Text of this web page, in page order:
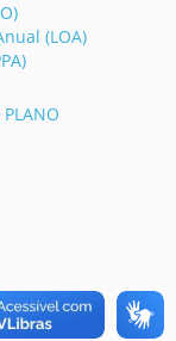
(LOA)
vírus )